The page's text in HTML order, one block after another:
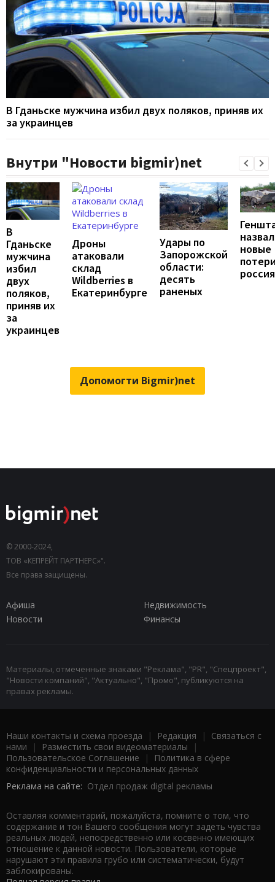
В Гданьске мужчина избил двух поляков, приняв их
за украинцев
Внутри "Новости bigmir)net
В
Гданьске
мужчина
избил
двух
поляков,
приняв их
за
украинцев
Дроны
атаковали
склад
Wildberries в
Екатеринбурге
Удары по
Запорожской
области:
десять
раненых
назвал
новые
Допомогти Bigmir)net
© 2000-2024,
ТОВ «КЕПРЕЙТ ПАРТНЕРС»".
Все права защищены.
Афиша
Недвижимость
Новости
Финансы
Материалы, отмеченные знаками "Реклама", "PR", "Спецпроект",
"Новости компаний", "Актуально", "Промо", публикуются на
правах рекламы.
Наши контакты и схема проезда | Редакция | Связаться с
нами | Разместить свои видеоматериалы |
Пользовательское Соглашение |
Политика в сфере
конфиденциальности и персональных данных
Реклама на сайте: Отдел продаж digital рекламы
Оставляя комментарий, пожалуйста, помните о том, что
содержание и тон Вашего сообщения могут задеть чувства
реальных людей, непосредственно или косвенно имеющих
отношение к данной новости. Пользователи, которые
нарушают эти правила грубо или систематически, будут
заблокированы.